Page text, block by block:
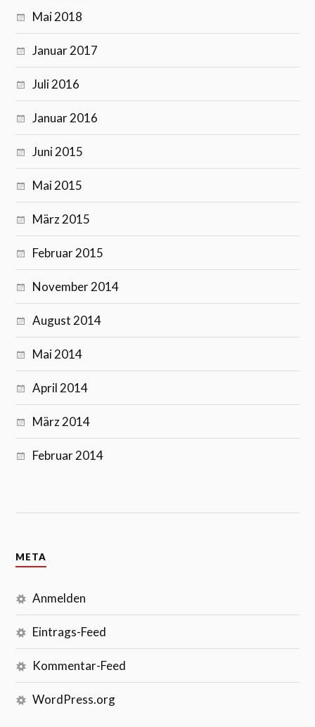
Mai 2018
Januar 2017
Juli 2016
Januar 2016
Juni 2015
Mai 2015
März 2015
Februar 2015
November 2014
August 2014
Mai 2014
April 2014
März 2014
Februar 2014
META
Anmelden
Eintrags-Feed
Kommentar-Feed
WordPress.org